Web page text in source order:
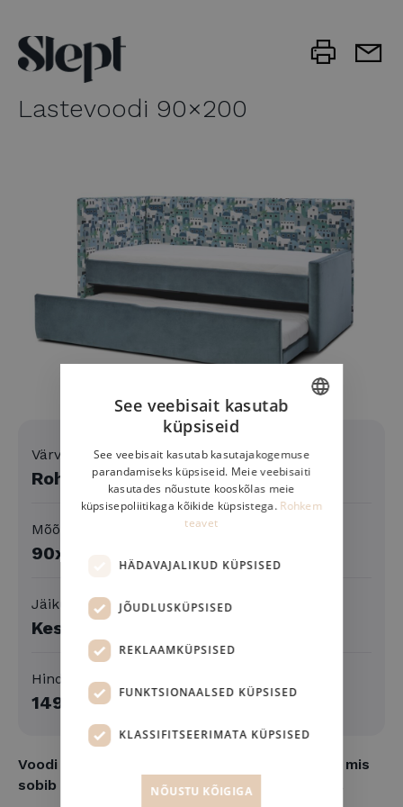
Lastevoodi 90×200
Värv
Roheline
Mõõt
90x200
Jäikus
Keskmine
Hind
1493
Voodi on sõna otseses mõttes mitmekülgne, mis
sobib imehästi külalistetuppa või
ENGLISH
FINNISH
See veebisait kasutab
küpsiseid
See veebisait kasutab kasutajakogemuse
parandamiseks küpsiseid. Meie veebisaiti
kasutades nõustute kooskõlas meie
küpsisepoliitikaga kõikide küpsistega. Rohkem
teavet
HÄDAVAJALIKUD KÜPSISED
JÕUDLUSKÜPSISED
REKLAAMKÜPSISED
FUNKTSIONAALSED KÜPSISED
KLASSIFITSEERIMATA KÜPSISED
NÕUSTU KÕIGIGA